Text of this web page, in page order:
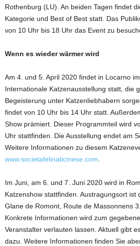
Rothenburg (LU). An beiden Tagen findet
Kategorie und Best of Best statt. Das
von 10 Uhr bis 18 Uhr das Event zu
Wenn es wieder wärmer wird
Am 4. und 5. April 2020 findet in Locarno
Internationale Katzenausstellung statt, die
Begeisterung unter Katzenliebhabern
findet von 10 Uhr bis 14 Uhr statt.
Show prämiert. Dieser Programmteil wird
Uhr stattfinden. Die Ausstellung endet am
Weitere Informationen zu diesem
www.societafelinaticinese.com.
Im Juni, am 6. und 7. Juni 2020 wird in
Katzenshow stattfinden. Austragungsort ist
Glane de Romont, Route de Massonnens
Konkrete Informationen wird zum
Veranstalter verlauten lassen. Aktuell gibt
dazu. Weitere Informationen finden Sie